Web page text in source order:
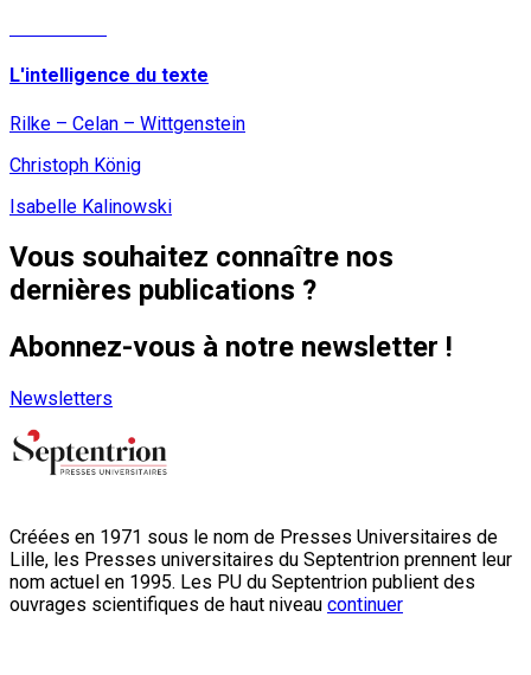
L'intelligence du texte
Rilke – Celan – Wittgenstein
Christoph König
Isabelle Kalinowski
Vous souhaitez connaître nos
dernières publications ?
Abonnez-vous à notre newsletter !
Newsletters
Créées en 1971 sous le nom de Presses Universitaires de
Lille, les Presses universitaires du Septentrion prennent leur
nom actuel en 1995. Les PU du Septentrion publient des
ouvrages scientifiques de haut niveau continuer